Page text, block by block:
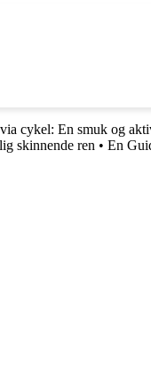
cykel: En smuk og
skinnende ren • En